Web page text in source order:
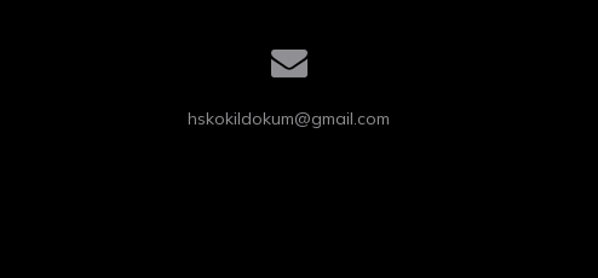
hskokildokum@gmail.com